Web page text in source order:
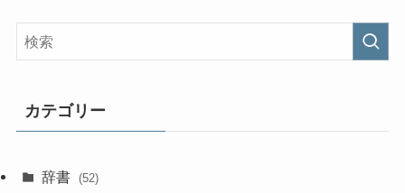
カテゴリー
辞書 (52)